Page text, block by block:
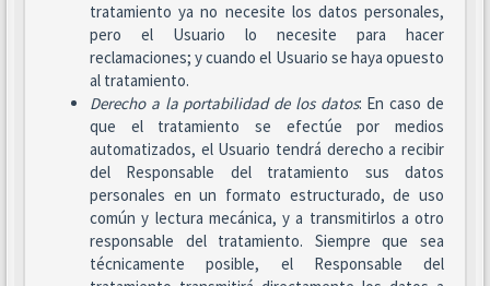
tratamiento ya no necesite los datos personales,
pero el Usuario lo necesite para hacer
reclamaciones; y cuando el Usuario se haya opuesto
al tratamiento.
Derecho a la portabilidad de los datos: En caso de
que el tratamiento se efectúe por medios
automatizados, el Usuario tendrá derecho a recibir
del Responsable del tratamiento sus datos
personales en un formato estructurado, de uso
común y lectura mecánica, y a transmitirlos a otro
responsable del tratamiento. Siempre que sea
técnicamente posible, el Responsable del